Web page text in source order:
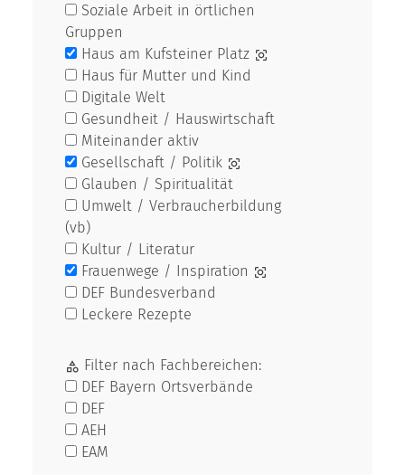
Soziale Arbeit in örtlichen
Gruppen
Haus am Kufsteiner Platz
Haus für Mutter und Kind
Digitale Welt
Gesundheit / Hauswirtschaft
Miteinander aktiv
Gesellschaft / Politik
Glauben / Spiritualität
Umwelt / Verbraucherbildung
(vb)
Kultur / Literatur
Frauenwege / Inspiration
DEF Bundesverband
Leckere Rezepte
Filter nach Fachbereichen:
DEF Bayern Ortsverbände
DEF
AEH
EAM